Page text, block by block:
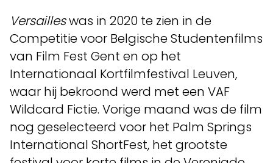
Versailleswas in 2020 te zien in de
Competitie voor Belgische Studentenfilms
van Film Fest Gent en op het
Internationaal Kortfilmfestival Leuven,
waar hij bekroond werd met een VAF
Wildcard Fictie. Vorige maand was de film
nog geselecteerd voor het Palm Springs
International ShortFest, het grootste